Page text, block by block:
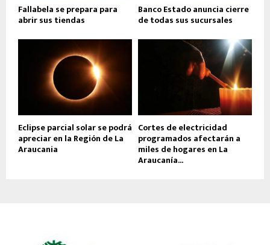
Fallabela se prepara para
abrir sus tiendas
Banco Estado anuncia cierre
de todas sus sucursales
Eclipse parcial solar se podrá
apreciar en la Región de La
Araucania
Cortes de electricidad
programados afectarán a
miles de hogares en La
Araucanía...